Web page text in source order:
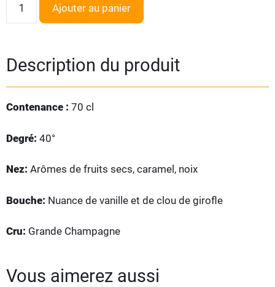
Ajouter au panier
Description du produit
Contenance : 70 cl
Degré: 40°
Nez: Arômes de fruits secs, caramel, noix
Bouche: Nuance de vanille et de clou de girofle
Cru: Grande Champagne
Vous aimerez aussi